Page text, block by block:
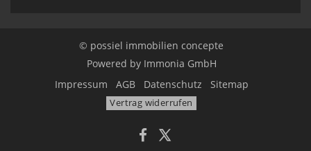
© possiel immobilien concepte
Powered by Immonia GmbH
Impressum
AGB Datenschutz Sitemap
Vertrag widerrufen